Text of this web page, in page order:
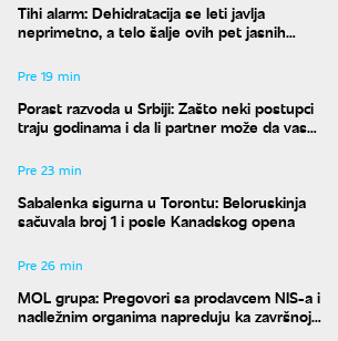
Tihi alarm: Dehidratacija se leti javlja
neprimetno, a telo šalje ovih pet jasnih
Pre 19 min
Porast razvoda u Srbiji: Zašto neki postupci
traju godinama i da li partner može da vas
Pre 23 min
Sabalenka sigurna u Torontu: Beloruskinja
sačuvala broj 1 i posle Kanadskog opena
Pre 26 min
MOL grupa: Pregovori sa prodavcem NIS-a i
nadležnim organima napreduju ka završnoj